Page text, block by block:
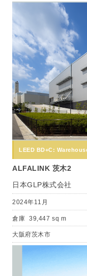
LEED BD+C:
ALFALINK 茨木2
日本GLP株式会社
2024年11月
倉庫 39,447 sq m
大阪府茨木市